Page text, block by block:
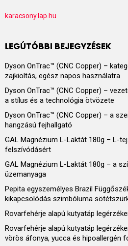
karacsony.lap.hu
LEGÚTÓBBI BEJEGYZÉSEK
Dyson OnTrac™ (CNC Copper) –
zajkioltás, egész napos használatra
Dyson OnTrac™ (CNC Copper) –
a stílus és a technológia ötvözete
Dyson OnTrac™ (CNC Copper) – a
hangzású fejhallgató
GAL Magnézium L-Laktát 180g – L-
felszívódásért
GAL Magnézium L-Laktát 180g – a
üzemanyaga
Pepita egyszemélyes Brazil
kikapcsolódás szimbóluma
Rovarfehérje alapú kutyatáp
Rovarfehérje alapú kutyatáp
vörös áfonya, yucca és hipoallergén